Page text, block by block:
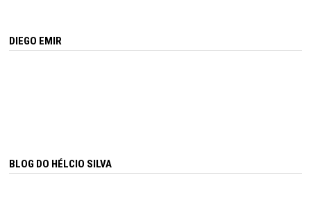
DIEGO EMIR
BLOG DO HÉLCIO SILVA